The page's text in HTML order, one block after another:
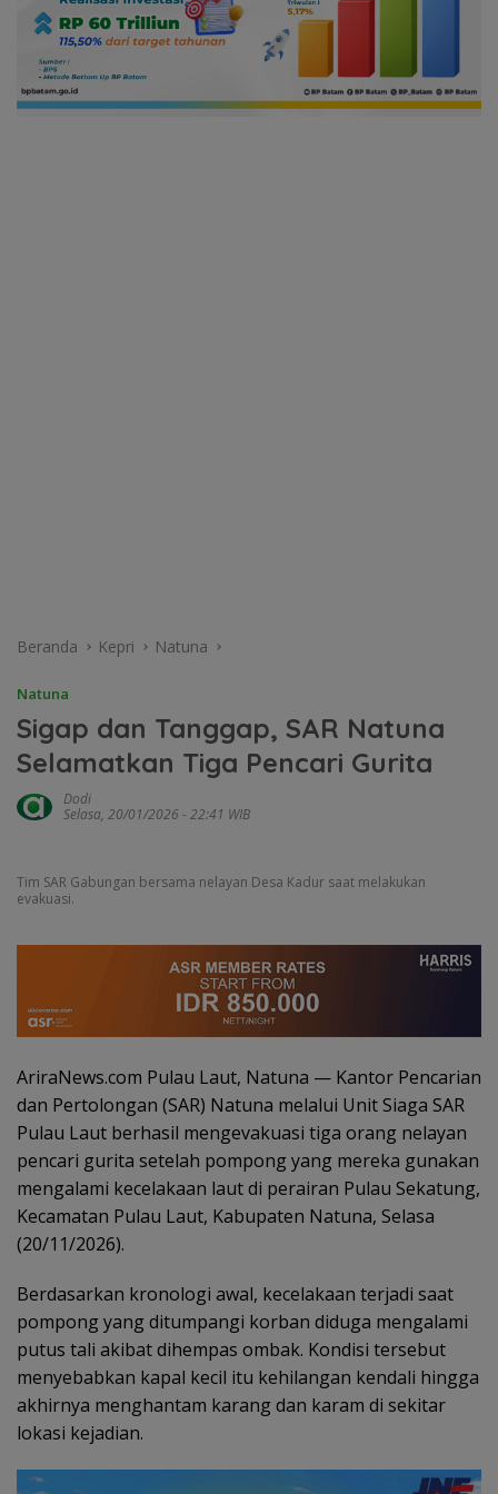
Beranda Kepri Natuna
Natuna
Sigap dan Tanggap, SAR Natuna
Selamatkan Tiga Pencari Gurita
Dodi
Selasa, 20/01/2026 - 22:41 WIB
Tim SAR Gabungan bersama nelayan Desa Kadur saat melakukan
evakuasi.
AriraNews.com Pulau Laut, Natuna — Kantor Pencarian
dan Pertolongan (SAR) Natuna melalui Unit Siaga SAR
Pulau Laut berhasil mengevakuasi tiga orang nelayan
pencari gurita setelah pompong yang mereka gunakan
mengalami kecelakaan laut di perairan Pulau Sekatung,
Kecamatan Pulau Laut, Kabupaten Natuna, Selasa
(20/11/2026).
Berdasarkan kronologi awal, kecelakaan terjadi saat
pompong yang ditumpangi korban diduga mengalami
putus tali akibat dihempas ombak. Kondisi tersebut
menyebabkan kapal kecil itu kehilangan kendali hingga
akhirnya menghantam karang dan karam di sekitar
lokasi kejadian.